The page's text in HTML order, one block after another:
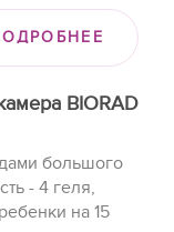
BIORAD
большого
- 4 геля,
на 15